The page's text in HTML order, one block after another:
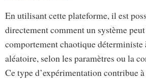
En utilisant cette plateforme, il est
directement comment un système peut
comportement chaotique déterministe
aléatoire, selon les paramètres ou la
Ce type d’expérimentation contribue